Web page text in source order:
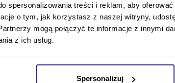
spersonalizowania treści i reklam, aby
o tym, jak korzystasz z naszej witryny,
mogą połączyć te informacje z innymi
z ich usług.
Spersonalizuj
zachwyca swoim designem i maksymalną
zestaw dodatkowych akcesoriów,
spacery będziecie wspominać doskonale.
zarówno w mieście, jak i w nieco
jakości amortyzację, która zapewnia
jakim aktualnie spacerujecie.